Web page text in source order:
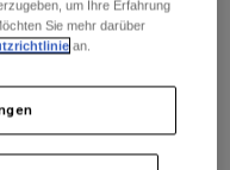
um Ihre Erfahrung
Sie mehr darüber
an.